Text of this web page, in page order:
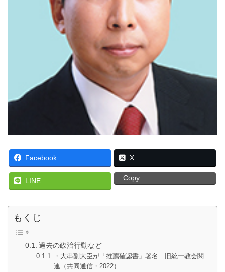
Facebook X
LINE Copy
もくじ
過去の政治行動など
・大串副大臣が「推薦確認書」署名 旧統一教会関
連（共同通信・2022）